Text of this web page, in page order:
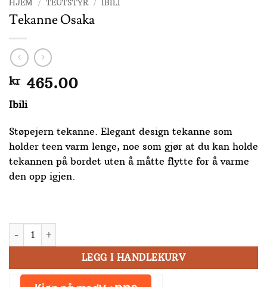
HJEM / TEUTSTYR / IBILI
Tekanne Osaka
kr465.00
Ibili
Støpejern tekanne. Elegant design tekanne som
holder teen varm lenge, noe som gjør at du kan holde
tekannen på bordet uten å måtte flytte for å varme
den opp igjen.
Tekanne Osaka antall
LEGG I HANDLEKURV